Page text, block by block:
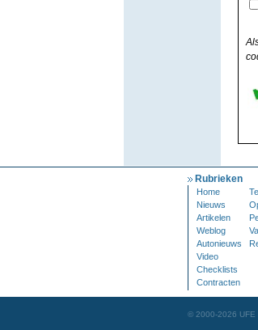
Rubrieken
Home
Nieuws
Artikelen
Weblog
Autonieuws
Video
Checklists
Contracten
© 2000-2026 UFE